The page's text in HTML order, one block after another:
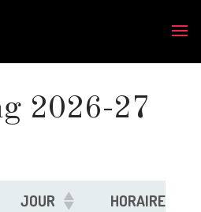
2026-27
JOUR
HORAIRE